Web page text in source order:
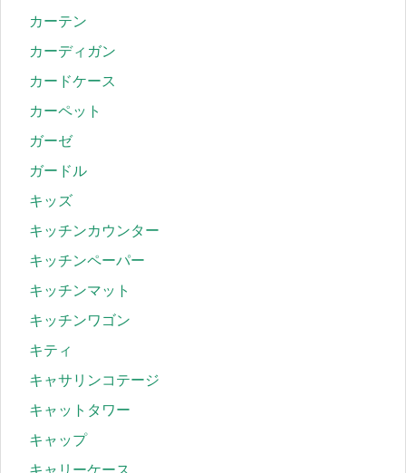
カーテン
カーディガン
カードケース
カーペット
ガーゼ
ガードル
キッズ
キッチンカウンター
キッチンペーパー
キッチンマット
キッチンワゴン
キティ
キャサリンコテージ
キャットタワー
キャップ
キャリーケース